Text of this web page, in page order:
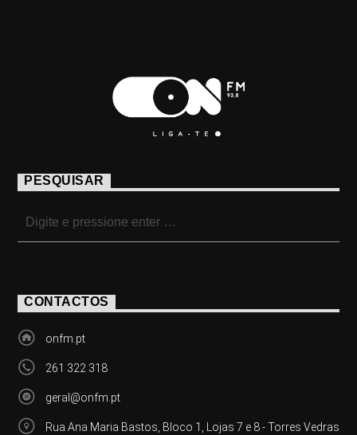
PESQUISAR
CONTACTOS
onfm.pt
261 322 318
geral@onfm.pt
Rua Ana Maria Bastos, Bloco 1, Lojas 7 e 8 - Torres Vedras